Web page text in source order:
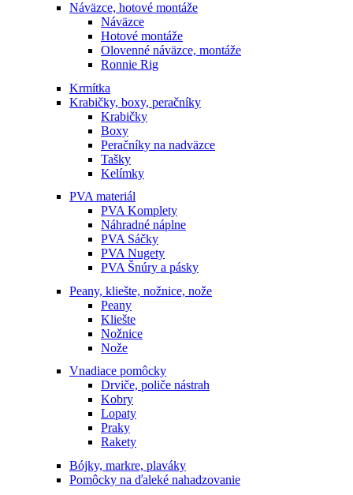
Náväzce, hotové montáže
Náväzce
Hotové montáže
Olovenné náväzce, montáže
Ronnie Rig
Krmítka
Krabičky, boxy, peračníky
Krabičky
Boxy
Peračníky na nadväzce
Tašky
Kelímky
PVA materiál
PVA Komplety
Náhradné náplne
PVA Sáčky
PVA Nugety
PVA Šnúry a pásky
Peany, kliešte, nožnice, nože
Peany
Kliešte
Nožnice
Nože
Vnadiace pomôcky
Drviče, poliče nástrah
Kobry
Lopaty
Praky
Rakety
Bójky, markre, plaváky
Pomôcky na ďaleké nahadzovanie